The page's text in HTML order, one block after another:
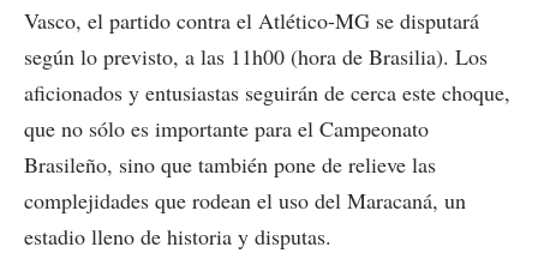
Vasco, el partido contra el Atlético-MG se disputará
según lo previsto, a las 11h00 (hora de Brasilia). Los
aficionados y entusiastas seguirán de cerca este choque,
que no sólo es importante para el Campeonato
Brasileño, sino que también pone de relieve las
complejidades que rodean el uso del Maracaná, un
estadio lleno de historia y disputas.